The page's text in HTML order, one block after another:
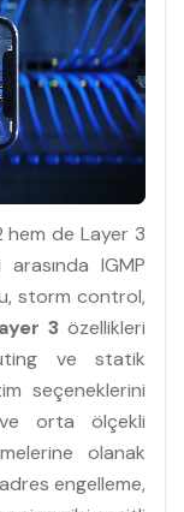
hem de Layer 3
arasında IGMP
storm control,
3 özellikleri
ve statik
seçeneklerini
orta ölçekli
olanak
engelleme,